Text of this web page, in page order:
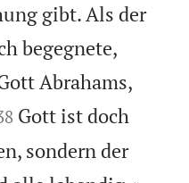
gibt. Als der
begegnete,
Abrahams,
Gott ist doch
sondern der